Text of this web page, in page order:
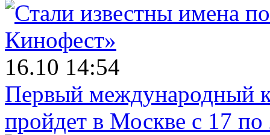
16.10 14:54
Первый международный
пройдет в Москве с 17 по